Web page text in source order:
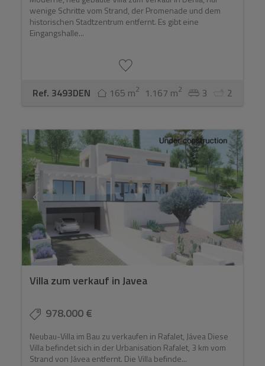
wenige Schritte vom Strand, der Promenade und dem
historischen Stadtzentrum entfernt. Es gibt eine
Eingangshalle...
Ref. 3493DEN 165 m2 1.167 m2 3 2
Villa zum verkauf in Javea
978.000 €
Neubau-Villa im Bau zu verkaufen in Rafalet, Jávea Diese
Villa befindet sich in der Urbanisation Rafalet, 3 km vom
Strand von Jávea entfernt. Die Villa befinde...